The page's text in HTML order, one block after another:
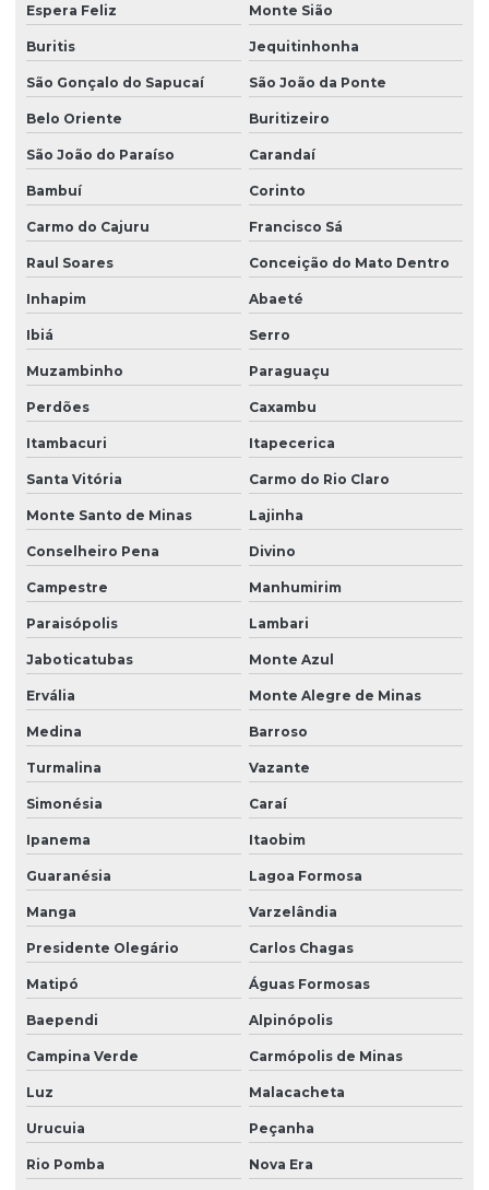
Espera Feliz Monte Sião
Buritis Jequitinhonha
São Gonçalo do Sapucaí São João da Ponte
Belo Oriente Buritizeiro
São João do Paraíso Carandaí
Bambuí Corinto
Carmo do Cajuru Francisco Sá
Raul Soares Conceição do Mato Dentro
Inhapim Abaeté
Ibiá Serro
Muzambinho Paraguaçu
Perdões Caxambu
Itambacuri Itapecerica
Santa Vitória Carmo do Rio Claro
Monte Santo de Minas Lajinha
Conselheiro Pena Divino
Campestre Manhumirim
Paraisópolis Lambari
Jaboticatubas Monte Azul
Ervália Monte Alegre de Minas
Medina Barroso
Turmalina Vazante
Simonésia Caraí
Ipanema Itaobim
Guaranésia Lagoa Formosa
Manga Varzelândia
Presidente Olegário Carlos Chagas
Matipó Águas Formosas
Baependi Alpinópolis
Campina Verde Carmópolis de Minas
Luz Malacacheta
Urucuia Peçanha
Rio Pomba Nova Era